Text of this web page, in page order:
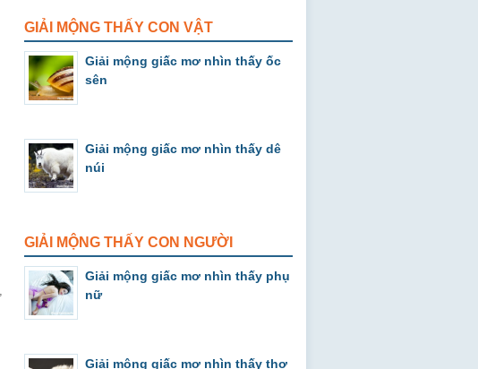
GIẢI MỘNG THẤY CON VẬT
Giải mộng giấc mơ nhìn thấy ốc
sên
Giải mộng giấc mơ nhìn thấy dê
núi
GIẢI MỘNG THẤY CON NGƯỜI
Giải mộng giấc mơ nhìn thấy phụ
nữ
Giải mộng giấc mơ nhìn thấy thợ